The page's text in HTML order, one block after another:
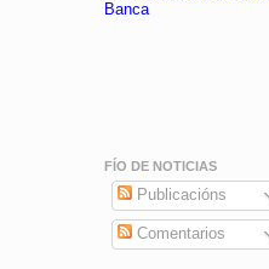
Banca
FÍO DE NOTICIAS
Publicacións
Comentarios